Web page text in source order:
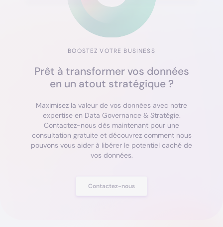
BOOSTEZ VOTRE BUSINESS
Prêt à transformer vos données
en un atout stratégique ?
Maximisez la valeur de vos données avec notre
expertise en Data Governance & Stratégie.
Contactez-nous dès maintenant pour une
consultation gratuite et découvrez comment nous
pouvons vous aider à libérer le potentiel caché de
vos données.
Contactez-nous